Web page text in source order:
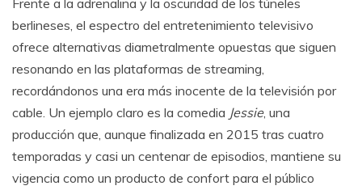
berlineses, el espectro del entretenimiento televisivo
ofrece alternativas diametralmente opuestas que siguen
resonando en las plataformas de streaming,
recordándonos una era más inocente de la televisión por
cable. Un ejemplo claro es la comedia Jessie, una
producción que, aunque finalizada en 2015 tras cuatro
temporadas y casi un centenar de episodios, mantiene su
vigencia como un producto de confort para el público